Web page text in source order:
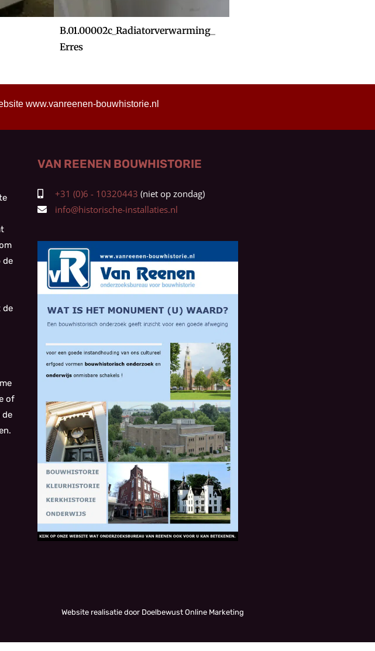
B.01.00002c_Radiatorverwarming_
Erres
www.vanreenen-bouwhistorie.nl
de
de
of
de
VAN REENEN BOUWHISTORIE
+31 (0)6 - 10320443
info@historische-installaties.nl
Website realisatie door Doelbewust Online Marketing